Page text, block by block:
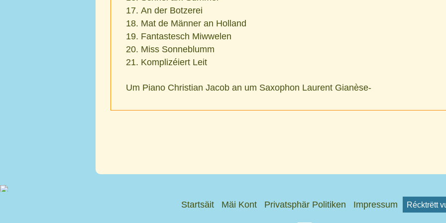
An der Botzerei
Mat de Männer an Holland
Fantastesch Miwwelen
Miss Sonneblumm
Komplizéiert Leit
Um Piano Christian Jacob an um Saxophon Laurent Gianèse-
Startsäit Mäi Kont Privatsphär Politiken Impressum Récktrëtt